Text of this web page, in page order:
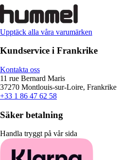
Upptäck alla våra varumärken
Kundservice i Frankrike
Kontakta oss
11 rue Bernard Maris
37270 Montlouis-sur-Loire, Frankrike
+33 1 86 47 62 58
Säker betalning
Handla tryggt på vår sida